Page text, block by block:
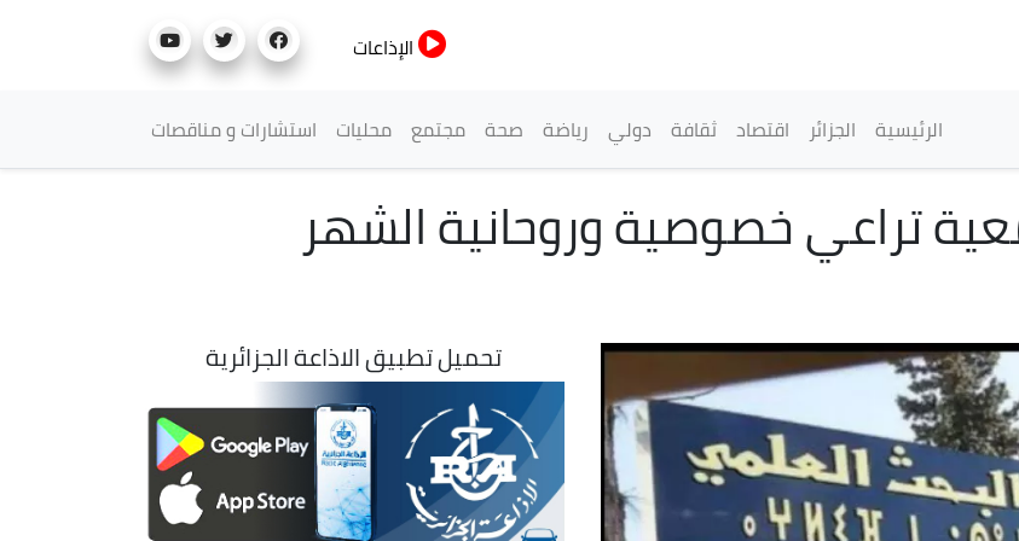
الإذاعات
القائمة الرئيسية
الرئيسية الجزائر اقتصاد ثقافة دولي رياضة صحة مجتمع محليات استشارات و مناقصات
جامعية تراعي خصوصية وروحانية الشهر
تحميل تطبيق الاذاعة الجزائرية